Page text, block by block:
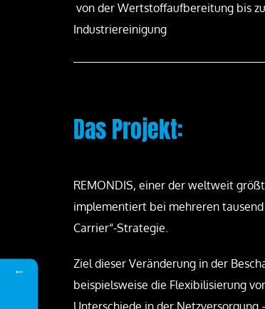
von der Wertstoffaufbereitung bis
Industriereinigung
Das Projekt:
REMONDIS, einer der weltweit
implementiert bei mehreren
Carrier“-Strategie.
Ziel dieser Veränderung in der
beispielsweise die Flexibilisierung
Unterschiede in der
←